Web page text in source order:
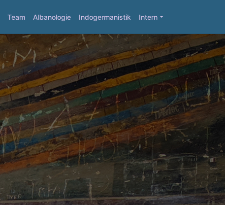
Team Albanologie Indogermanistik Intern